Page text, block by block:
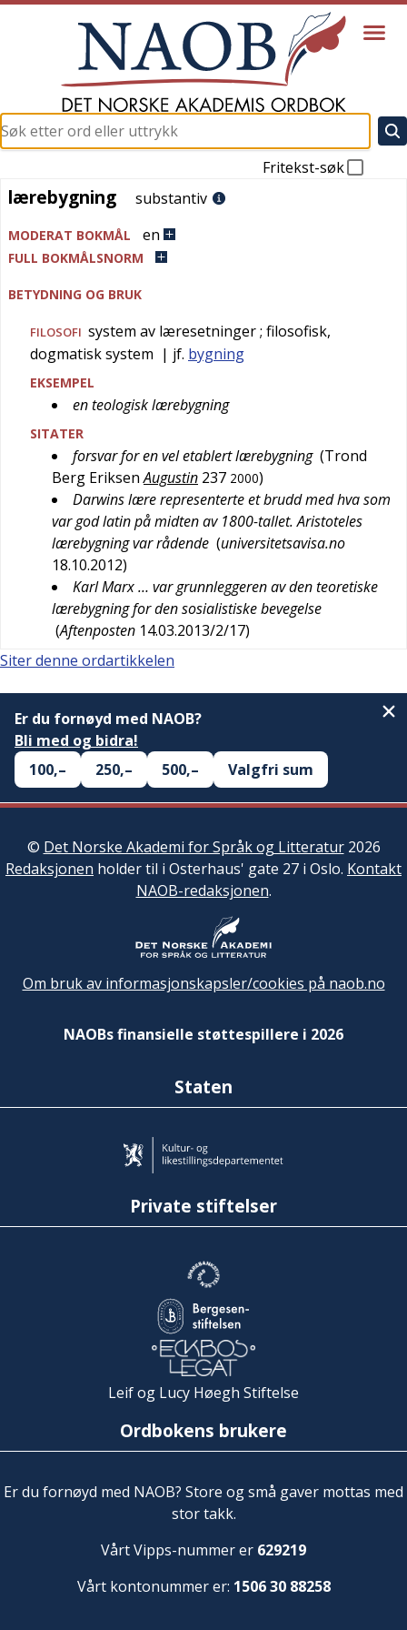
Fritekst-søk
lærebygning
lærebygning substantiv
MODERAT BOKMÅL en
FULL BOKMÅLSNORM
BETYDNING OG BRUK
FILOSOFI system av læresetninger; filosofisk,
dogmatisk system | jf. bygning
EKSEMPEL
en teologisk lærebygning
SITATER
forsvar for en vel etablert lærebygning (Trond
Berg Eriksen Augustin 237 2000)
Darwins lære representerte et brudd med hva som
var god latin på midten av 1800-tallet. Aristoteles
lærebygning var rådende (universitetsavisa.no
18.10.2012)
Karl Marx … var grunnleggeren av den teoretiske
lærebygning for den sosialistiske bevegelse
(Aftenposten 14.03.2013/2/17)
Siter denne ordartikkelen
Er du fornøyd med NAOB?
Bli med og bidra!
100,–
250,– 500,– Valgfri sum
© Det Norske Akademi for Språk og Litteratur2026
Redaksjonen holder til i Osterhaus' gate 27 i Oslo. Kontakt
NAOB-redaksjonen.
Om bruk av informasjonskapsler/cookies på naob.no
NAOBs finansielle støttespillere i 2026
Staten
Private stiftelser
Leif og Lucy Høegh Stiftelse
Ordbokens brukere
Er du fornøyd med NAOB? Store og små gaver mottas med
stor takk.
Vårt Vipps-nummer er 629219
Vårt kontonummer er: 1506 30 88258